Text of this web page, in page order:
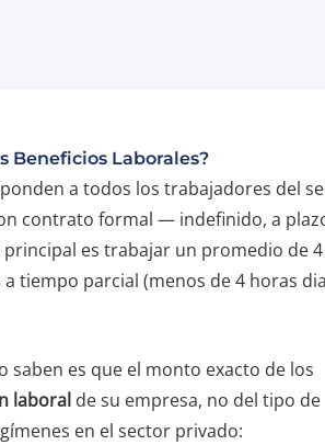
Beneficios Laborales?
a todos los trabajadores del
contrato formal — indefinido, a
es trabajar un promedio de
tiempo parcial (menos de 4 horas
saben es que el monto exacto de los
laboral de su empresa, no del tipo de
en el sector privado: